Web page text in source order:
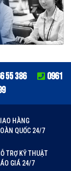
55 386
0961
HÀNG
QUỐC 24/7
TRỢ KỸ THUẬT
GIÁ 24/7